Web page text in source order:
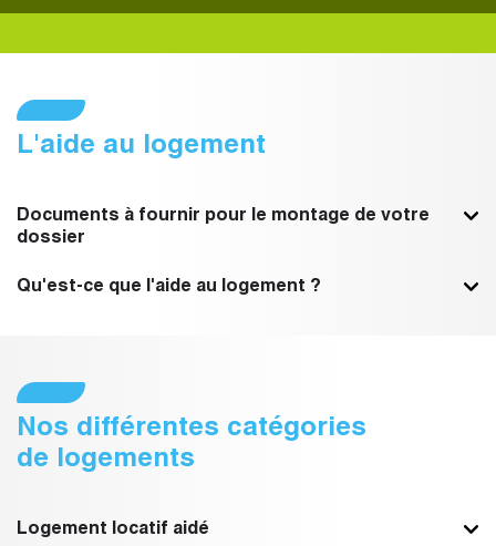
L'aide au logement
Documents à fournir pour le montage de votre
dossier
Qu'est-ce que l'aide au logement ?
Nos différentes catégories
de logements
Logement locatif aidé